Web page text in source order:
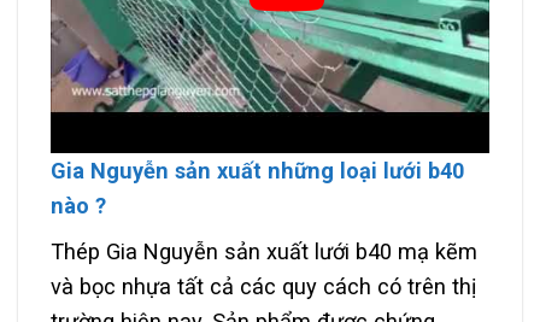
Gia Nguyễn sản xuất những loại lưới b40
nào ?
Thép Gia Nguyễn sản xuất lưới b40 mạ kẽm
và bọc nhựa tất cả các quy cách có trên thị